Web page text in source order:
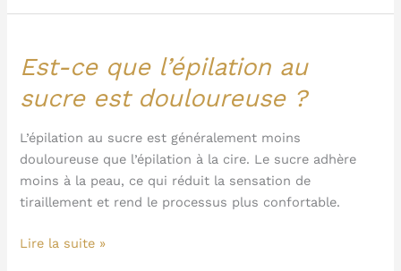
Est-ce que l’épilation au
sucre est douloureuse ?
L’épilation au sucre est généralement moins
douloureuse que l’épilation à la cire. Le sucre adhère
moins à la peau, ce qui réduit la sensation de
tiraillement et rend le processus plus confortable.
Est-
que
au
sucre
est
douloureuse
Lire la suite »